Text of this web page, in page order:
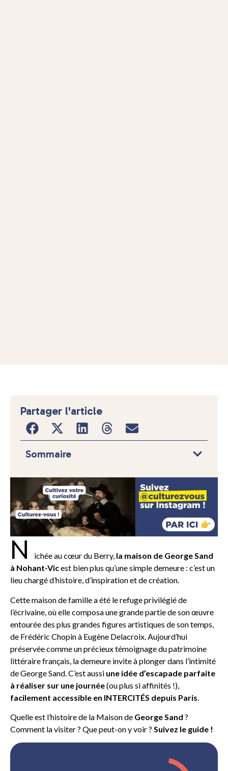
N ichée au cœur du Berry, la maison de George Sand
à Nohant-Vicest bien plus qu’une simple demeure : c’est un
lieu chargé d’histoire, d’inspiration et de création.
Cette maison de famille a été le refuge privilégié de
l’écrivaine, où elle composa une grande partie de son œuvre
entourée des plus grandes figures artistiques de son temps,
de Frédéric Chopin à Eugène Delacroix. Aujourd’hui
préservée comme un précieux témoignage du patrimoine
littéraire français, la demeure invite à plonger dans l’intimité
de George Sand. C’est aussi une idée d’escapade parfaite
à réaliser sur une journée(ou plus si affinités !),
facilement accessible en INTERCITÉS depuis Paris
Quelle est l’histoire de la Maison de George Sand ?
Comment la visiter ? Que peut-on y voir ? Suivez le guide !
Partager l'article
Sommaire